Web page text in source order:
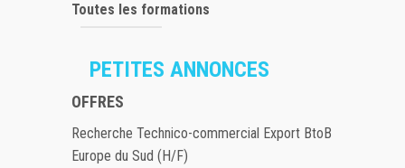
Toutes les formations
PETITES ANNONCES
OFFRES
Recherche Technico-commercial Export BtoB
Europe du Sud (H/F)